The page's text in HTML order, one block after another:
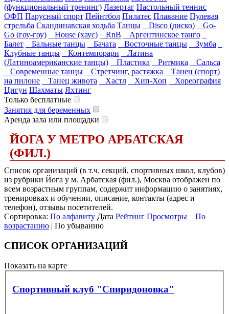
(функциональный тренинг) Лазертаг Настольный теннис
ОФП Парусный спорт Пейнтбол Пилатес Плавание Пулевая
стрельба Скандинавская ходьба Танцы Disco (диско)
Go-
Go (гоу-гоу)
House (хаус) RnB
Аргентинское танго
Балет
Бальные танцы Бачата Восточные танцы
Зумба
Клубные танцы
Контемпорари
Латина
(Латиноамериканские танцы)
Пластика Ритмика
Сальса
Современные танцы
Стретчинг, растяжка
Танец (спорт)
на пилоне
Танец живота Хастл Хип-Хоп
Хореография
Цигун Шахматы Яхтинг
Только бесплатные
Занятия для беременных
Аренда зала или площадки
ЙОГА У МЕТРО АРБАТСКАЯ
(ФИЛ.)
Список организаций (в т.ч. секций, спортивных школ, клубов)
из рубрики Йога у м. Арбатская (фил.), Москва отображен по
всем возрастным группам, содержит информацию о занятиях,
тренировках и обучении, описание, контакты (адрес и
телефон), отзывы посетителей.
Сортировка: По алфавиту Дата Рейтинг Просмотры
По
возрастанию | По убыванию
СПИСОК ОРГАНИЗАЦИЙ
Показать на карте
Спортивный клуб "Спиридоновка"